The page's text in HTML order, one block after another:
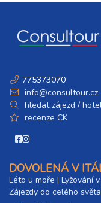
775373070
info@consultour.cz
hledat zájezd /
recenze CK
DOVOLENÁ V
Léto u moře | Lyžování
Zájezdy do celého světa